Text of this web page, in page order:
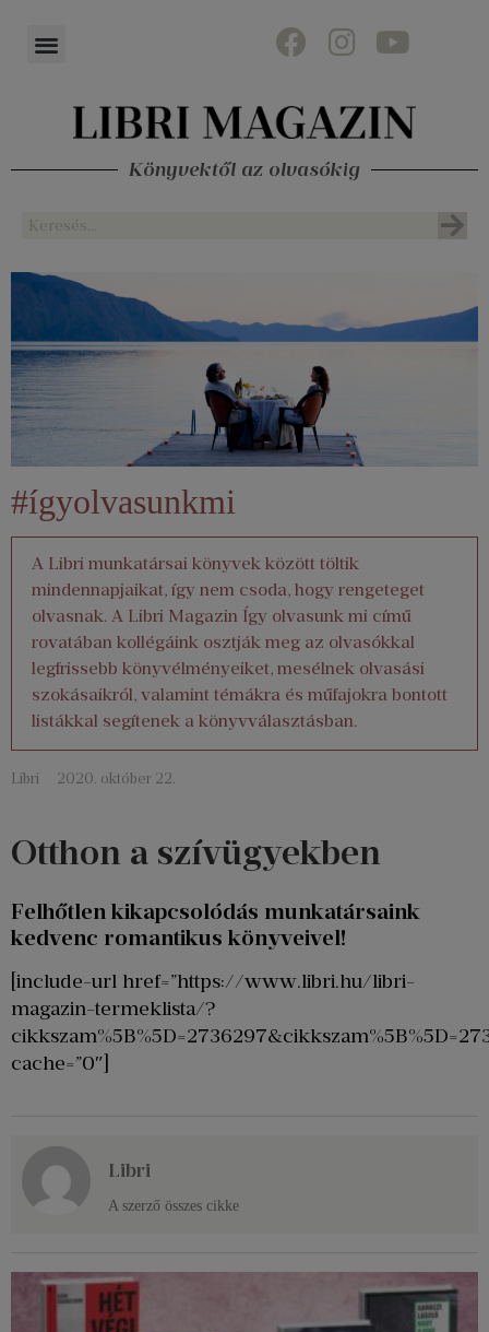
Könyvektől az olvasókig
#ígyolvasunkmi
A Libri munkatársai könyvek között töltik
mindennapjaikat, így nem csoda, hogy rengeteget
olvasnak. A Libri Magazin Így olvasunk mi című
rovatában kollégáink osztják meg az olvasókkal
legfrissebb könyvélményeiket, mesélnek olvasási
szokásaikról, valamint témákra és műfajokra bontott
listákkal segítenek a könyvválasztásban.
Libri 2020. október 22.
Otthon a szívügyekben
Felhőtlen kikapcsolódás munkatársaink
kedvenc romantikus könyveivel!
[include-url href=”https://www.libri.hu/libri-
magazin-termeklista/?
cache=”0″]
Libri
A szerző összes cikke